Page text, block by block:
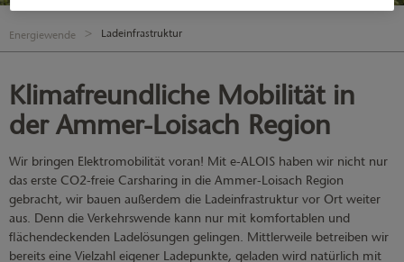
Energiewende Ladeinfrastruktur
Klimafreundliche Mobilität in
der Ammer-Loisach Region
Wir bringen Elektromobilität voran! Mit e-ALOIS haben wir nicht nur
das erste CO2-freie Carsharing in die Ammer-Loisach Region
gebracht, wir bauen außerdem die Ladeinfrastruktur vor Ort weiter
aus. Denn die Verkehrswende kann nur mit komfortablen und
flächendeckenden Ladelösungen gelingen. Mittlerweile betreiben wir
bereits eine Vielzahl eigener Ladepunkte, geladen wird natürlich mit